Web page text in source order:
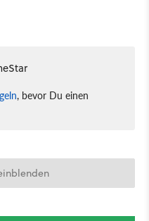
, bevor Du einen